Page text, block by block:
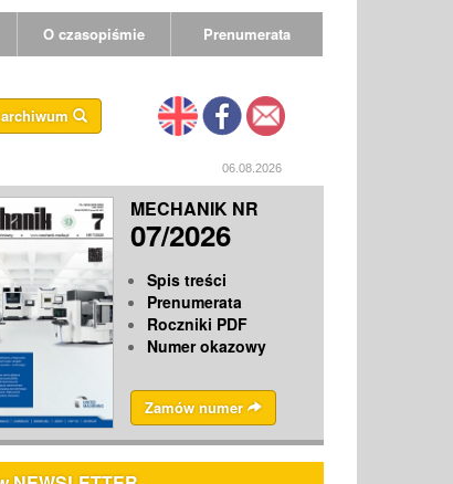
O czasopiśmie Prenumerata
06.08.2026
MECHANIK NR
07/2026
Spis treści
Prenumerata
Roczniki PDF
Numer okazowy
Zamów numer